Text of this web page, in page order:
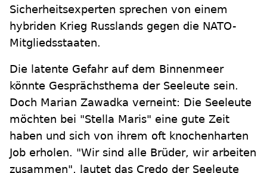
Sicherheitsexperten sprechen von einem
hybriden Krieg Russlands gegen die NATO-
Mitgliedsstaaten.
Die latente Gefahr auf dem Binnenmeer
könnte Gesprächsthema der Seeleute sein.
Doch Marian Zawadka verneint: Die Seeleute
möchten bei "Stella Maris" eine gute Zeit
haben und sich von ihrem oft knochenharten
Job erholen. "Wir sind alle Brüder, wir arbeiten
zusammen", lautet das Credo der Seeleute